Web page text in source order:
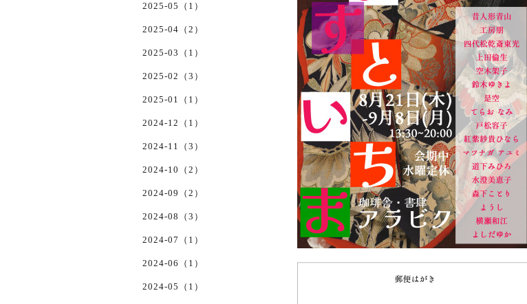
2025-05（1）
2025-04（2）
2025-03（1）
2025-02（3）
2025-01（1）
2024-12（1）
2024-11（3）
2024-10（2）
2024-09（2）
2024-08（3）
2024-07（1）
2024-06（1）
2024-05（1）